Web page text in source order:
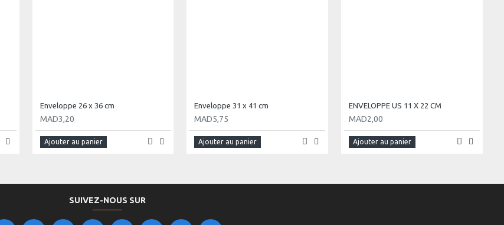
Enveloppe 26 x 36 cm
MAD3,20
Ajouter au panier
Enveloppe 31 x 41 cm
MAD5,75
Ajouter au panier
ENVELOPPE US 11 X 22 CM
MAD2,00
Ajouter au panier
SUIVEZ-NOUS SUR